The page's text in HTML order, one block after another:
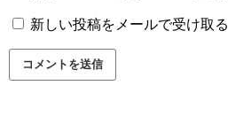
新しい投稿をメールで受け取る